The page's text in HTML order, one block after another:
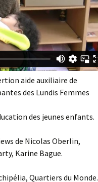
aide auxiliaire de
des Lundis Femmes
des jeunes enfants.
de Nicolas Oberlin,
Karine Bague.
Quartiers du Monde.